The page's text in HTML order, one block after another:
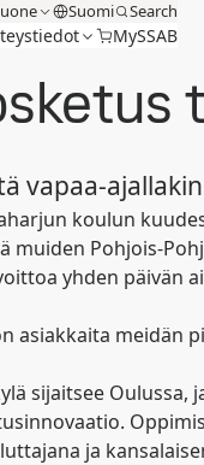
Suomi Search
MySSAB
vapaa-
koulun
muiden Pohjois-
yhden päivän
asiakkaita
sijaitsee
ja